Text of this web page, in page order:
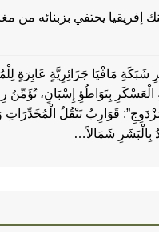
إفريقيا يحتفي بزبنائه من
شَبَكَةِ مَافْيَا جَزَائِرِيَّةٍ عَابِرَةٍ
الْعَسْكَرِ بِتَوَاطُؤِ إِسْبَانٍ، تُؤَمِّنُ
قَوَارِبُ تَنْقُلُ الْمُخَدِّرَاتِ
بِالْبَشَرِ شَمَالاً…